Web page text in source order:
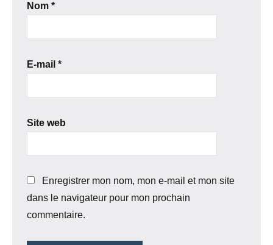
Nom *
E-mail *
Site web
Enregistrer mon nom, mon e-mail et mon site
dans le navigateur pour mon prochain
commentaire.